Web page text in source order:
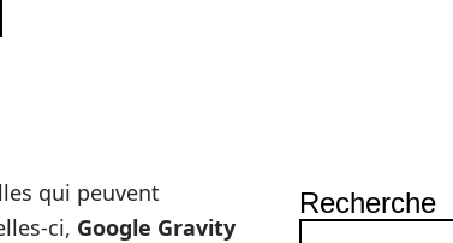
qui peuvent
ci, Google Gravity
Recherche